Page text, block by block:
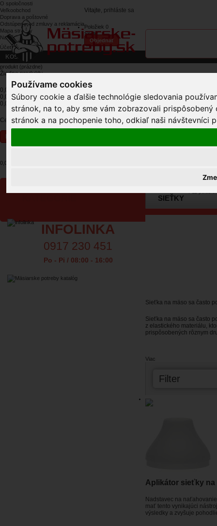
Používame cookies
Súbory cookie a ďalšie technológie sledovania
stránok, na to, aby sme vám zobrazovali
stránok a na pochopenie toho, odkiaľ naši návštevníci
O spoločnosti
Veľkoobchod
Doprava a poštovné
Odstúpenie od zmluvy a reklamácia
Mapa stránky
Napíšte nám
Vitajte, prihláste sa
Položiek 0
Spolu
Objednať
Účet
KOŠÍK
produkt (prázdne)
Žiadne produkty
0,00 €
Poštovné
0,00 € DPH
0,00 €
Ceny s DPH
0,00 €
SIEŤKY
Sieťka na mäso sa často
Sieťka na mäso sa často
z elastického materiálu,
prispôsobených rôznym
Viac
Filter
Aplikátor sieťky na
Nadstavec na
mať tento vynikajúci
výsledky a zvyšuje
INFOLINKA
0917 230 451
Po - Pi / 08:00 - 16:00